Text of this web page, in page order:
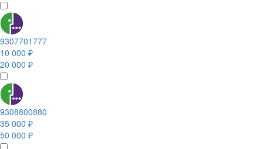
9307701777
10 000 ₽
20 000 ₽
9308800880
35 000 ₽
50 000 ₽